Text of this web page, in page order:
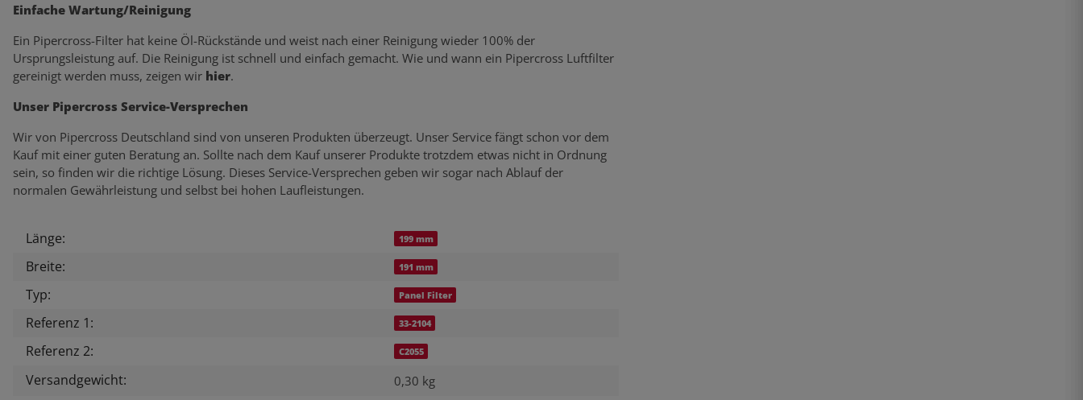
Einfache Wartung/Reinigung
Ein Pipercross-Filter hat keine Öl-Rückstände und weist nach einer Reinigung wieder 100% der
Ursprungsleistung auf. Die Reinigung ist schnell und einfach gemacht. Wie und wann ein Pipercross Luftfilter
gereinigt werden muss, zeigen wir hier.
Unser Pipercross Service-Versprechen
Wir von Pipercross Deutschland sind von unseren Produkten überzeugt. Unser Service fängt schon vor dem
Kauf mit einer guten Beratung an. Sollte nach dem Kauf unserer Produkte trotzdem etwas nicht in Ordnung
sein, so finden wir die richtige Lösung. Dieses Service-Versprechen geben wir sogar nach Ablauf der
normalen Gewährleistung und selbst bei hohen Laufleistungen.
Produkteigenschaft
Wert
Länge: 199 mm
Breite: 191 mm
Typ: Panel Filter
Referenz 1: 33-2104
Referenz 2: C2055
Versandgewicht: 0,30 kg